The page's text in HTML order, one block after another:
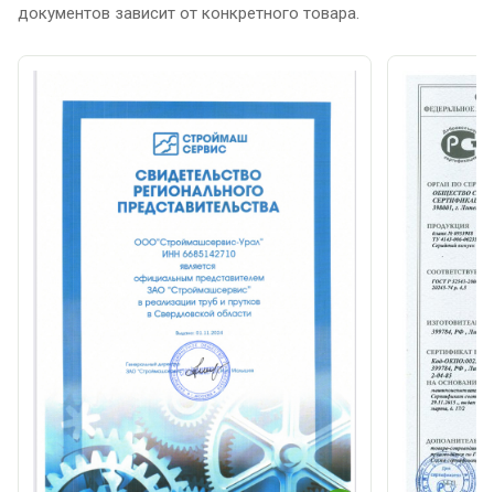
документов зависит от конкретного товара.